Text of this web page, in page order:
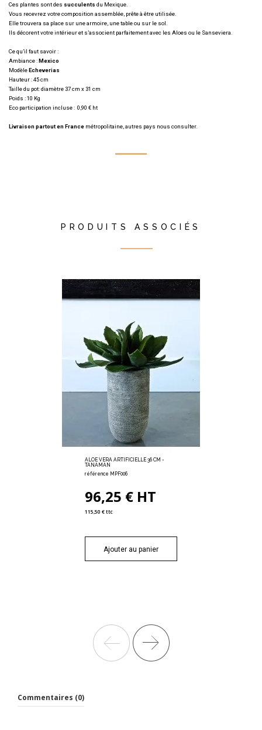
Ces plantes sont des succulents du Mexique.
Vous recevrez votre composition assemblée, prête à être utilisée.
Elle trouvera sa place sur une armoire, une table ou sur le sol.
Ils décorent votre intérieur et s’associent parfaitement avec les Aloes ou le Sanseviera.
Ce qu’il faut savoir :
Ambiance :Mexico
ModèleEcheverias
Hauteur : 45 cm
Taille du pot: diamètre 37 cm x 31 cm
Poids : 10 Kg
Eco participation incluse : 0,90 € ht
Livraison partout en France métropolitaine, autres pays nous consulter.
PRODUITS ASSOCIÉS
ALOE VERA ARTIFICIELLE 36 CM -
TANAMAN
référence MPF006
96,25 € HT
115,50 € ttc
Ajouter au panier
Commentaires (0)